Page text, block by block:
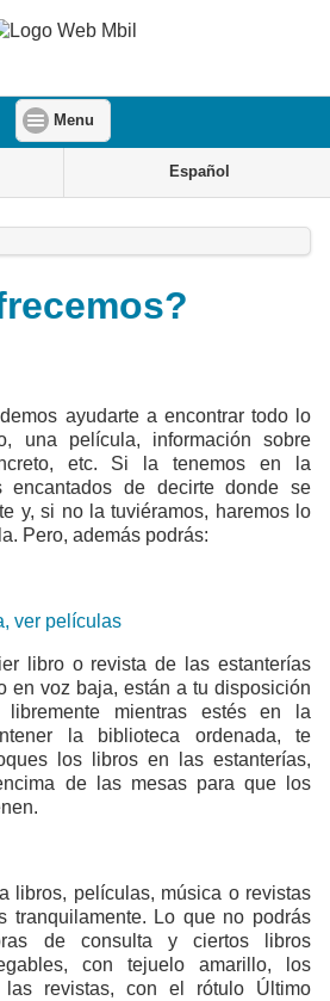
Menu
Español
ayudarte a encontrar todo lo
una película, información sobre
etc. Si la tenemos en la
encantados de decirte donde se
y, si no la tuviéramos, haremos lo
Pero, además podrás:
ver películas
libro o revista de las estanterías
en voz baja, están a tu disposición
mientras estés en la
la biblioteca ordenada, te
los libros en las estanterías,
de las mesas para que los
libros, películas, música o revistas
tranquilamente. Lo que no podrás
de consulta y ciertos libros
con tejuelo amarillo, los
las revistas, con el rótulo Último